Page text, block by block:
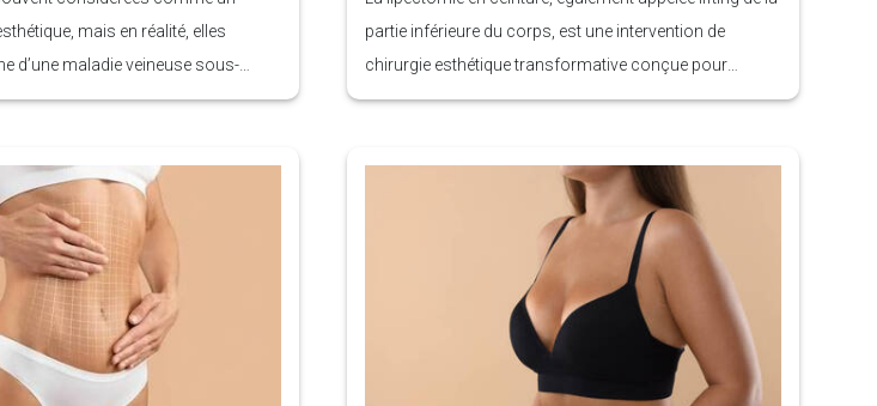
mais en réalité, elles
d’une maladie veineuse sous-
avec le temps.
partie inférieure du corps, est une intervention de
chirurgie esthétique transformative conçue pour
remodeler et redessiner l’ensemble de la zone médiane
qui ciblent une seule zone, la lipectomie en ceinture agit
sur l’abdomen, les flancs (poignées d’amour), le bas du
dos et les fesses, créant une silhouette plus lisse, plus